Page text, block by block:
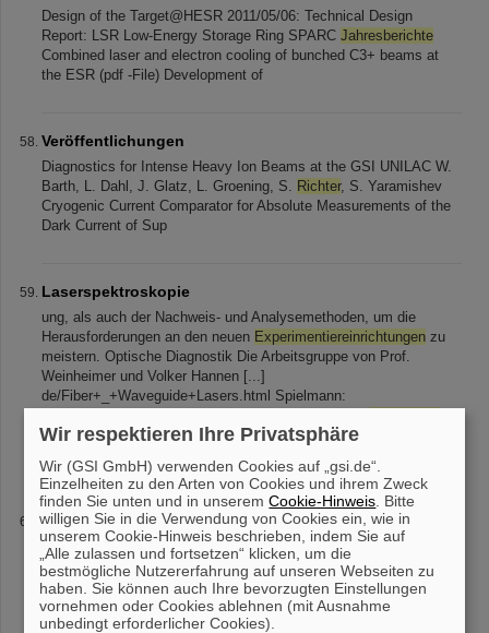
Design of the Target@HESR 2011/05/06: Technical Design
Report: LSR Low-Energy Storage Ring SPARC Jahresberichte
Combined laser and electron cooling of bunched C3+ beams at
the ESR (pdf -File) Development of
Veröffentlichungen
Diagnostics for Intense Heavy Ion Beams at the GSI UNILAC W.
Barth, L. Dahl, J. Glatz, L. Groening, S. Richter, S. Yaramishev
Cryogenic Current Comparator for Absolute Measurements of the
Dark Current of Sup
Laserspektroskopie
ung, als auch der Nachweis- und Analysemethoden, um die
Herausforderungen an den neuen Experimentiereinrichtungen zu
meistern. Optische Diagnostik Die Arbeitsgruppe von Prof.
Weinheimer und Volker Hannen [...]
de/Fiber+_+Waveguide+Lasers.html Spielmann:
am ESR Infrastruktur für Laser Experimente am ESR Die
Neue Wege in der Strahlentherapie
technischer Leitung von GSI wurde am Universitätsklinikum in
Heidelberg ein Ionenstrahl-Therapiezentrumerrichtet. Seit der
Eröffnung im November 2009 können nun Erkrankte im klinischen
Routinebetrieb behandelt
Wir respektieren Ihre Privatsphäre
Wir (GSI GmbH) verwenden Cookies auf „gsi.de“.
Einzelheiten zu den Arten von Cookies und ihrem Zweck
finden Sie unten und in unseremCookie-Hinweis . Bitte
willigen Sie in die Verwendung von Cookies ein, wie in
unserem Cookie-Hinweis beschrieben, indem Sie auf
„Alle zulassen und fortsetzen“ klicken, um die
bestmögliche Nutzererfahrung auf unseren Webseiten zu
haben. Sie können auch Ihre bevorzugten Einstellungen
vornehmen oder Cookies ablehnen (mit Ausnahme
unbedingt erforderlicher Cookies).